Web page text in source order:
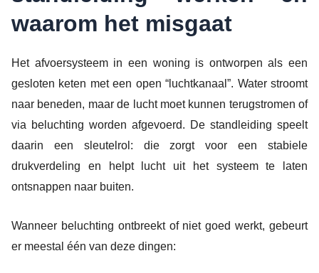
waarom het misgaat
Het afvoersysteem in een woning is ontworpen als een
gesloten keten met een open “luchtkanaal”. Water stroomt
naar beneden, maar de lucht moet kunnen terugstromen of
via beluchting worden afgevoerd. De standleiding speelt
daarin een sleutelrol: die zorgt voor een stabiele
drukverdeling en helpt lucht uit het systeem te laten
ontsnappen naar buiten.
Wanneer beluchting ontbreekt of niet goed werkt, gebeurt
er meestal één van deze dingen: